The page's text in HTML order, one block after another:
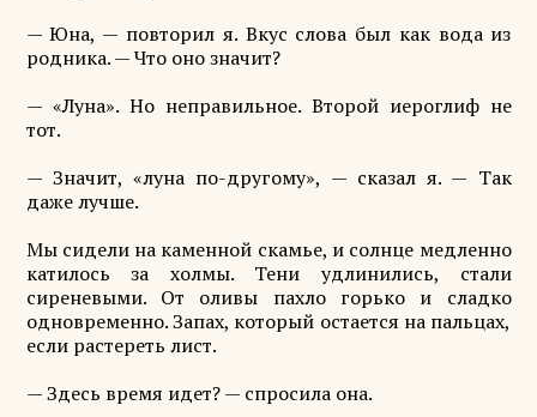
— Юна, — повторил я. Вкус слова был как вода из
родника. — Что оно значит?
— «Луна». Но неправильное. Второй иероглиф не
тот.
— Значит, «луна по-другому», — сказал я. — Так
даже лучше.
Мы сидели на каменной скамье, и солнце медленно
катилось за холмы. Тени удлинились, стали
сиреневыми. От оливы пахло горько и сладко
одновременно. Запах, который остается на пальцах,
если растереть лист.
— Здесь время идет? — спросила она.